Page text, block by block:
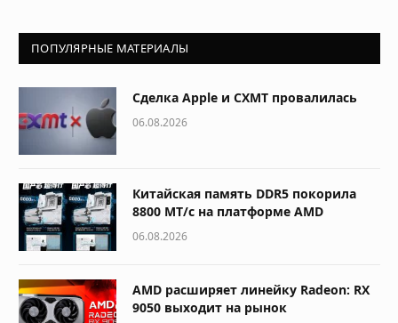
ПОПУЛЯРНЫЕ МАТЕРИАЛЫ
Сделка Apple и CXMT провалилась
06.08.2026
Китайская память DDR5 покорила
8800 МТ/с на платформе AMD
06.08.2026
AMD расширяет линейку Radeon: RX
9050 выходит на рынок